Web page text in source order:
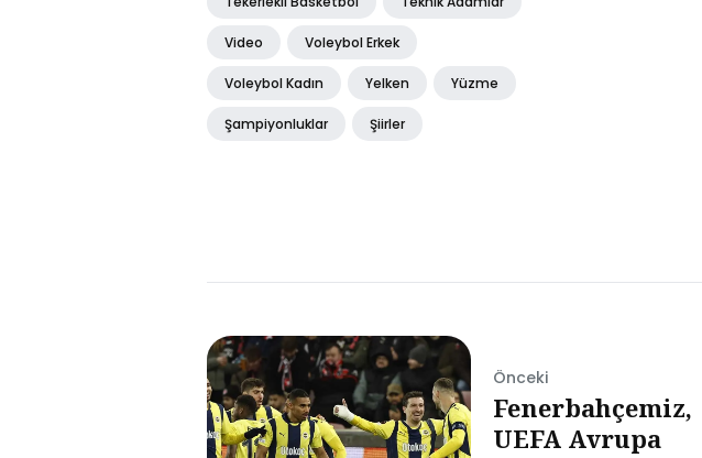
Video Voleybol Erkek
Voleybol Kadın Yelken Yüzme
Şampiyonluklar Şiirler
Önceki
Fenerbahçemiz,
UEFA Avrupa